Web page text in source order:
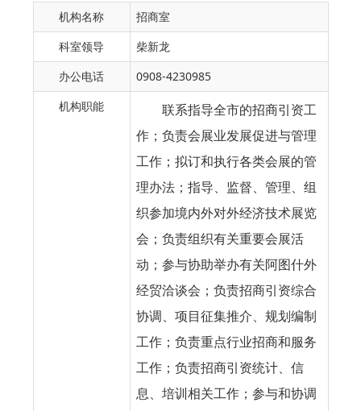
机构名称
招商室
科室领导
柴新龙
办公电话
0908-4230985
机构职能
联系指导全市的招商引资工
作；负责会展业发展促进与管理
工作；拟订和执行各类会展的管
理办法；指导、监督、管理、组
织参加境内外对外经济技术展览
会；负责组织有关重要会展活
动；参与协助举办有关阿图什外
经贸洽谈会；负责招商引资综合
协调、项目征集推介、规划编制
工作；负责重点行业招商和服务
工作；负责招商引资统计、信
息、培训相关工作；参与和协调